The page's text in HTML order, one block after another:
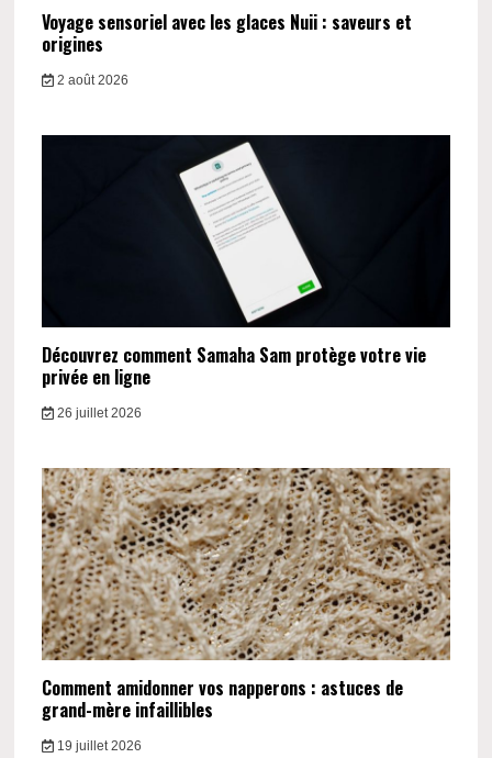
Voyage sensoriel avec les glaces Nuii : saveurs et
origines
2 août 2026
Découvrez comment Samaha Sam protège votre vie
privée en ligne
26 juillet 2026
Comment amidonner vos napperons : astuces de
grand-mère infaillibles
19 juillet 2026